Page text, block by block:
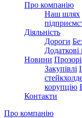
Про компанію
Наш шлях
Діяльність
Дороги
Додаткові
Новини
Закупівлі
корупцію
Контакти
Про компанію